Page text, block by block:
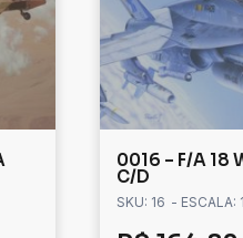
0016 – F/A 18
C/D
SKU: 16 - ESCALA: